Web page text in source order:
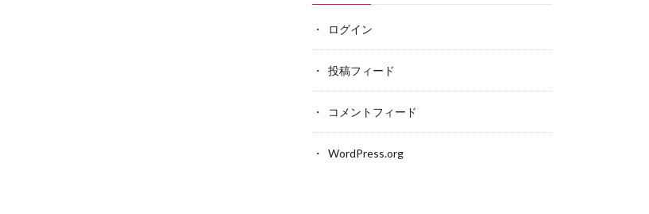
ログイン
投稿フィード
コメントフィード
WordPress.org